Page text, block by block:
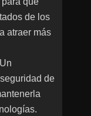
de los
atraer más
Un
de